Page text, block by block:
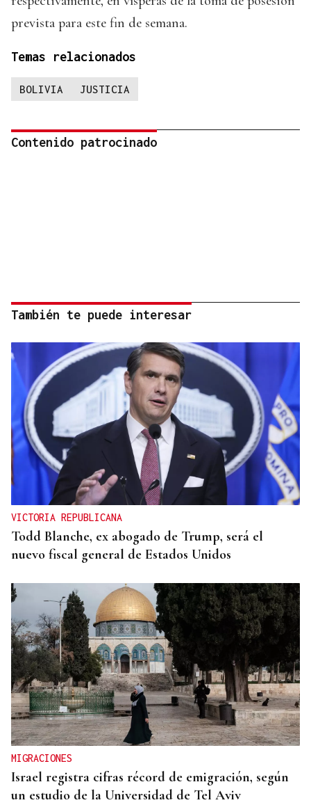
prevista para este fin de semana.
Temas relacionados
BOLIVIA JUSTICIA
Contenido patrocinado
También te puede interesar
VICTORIA REPUBLICANA
Todd Blanche, ex abogado de Trump, será el
nuevo fiscal general de Estados Unidos
MIGRACIONES
Israel registra cifras récord de emigración, según
un estudio de la Universidad de Tel Aviv